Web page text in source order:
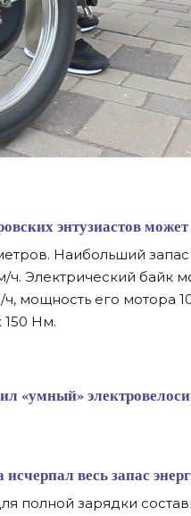
энтузиастов
Наибольший
ч. Электрический байк
мощность его мотора
150 Нм.
«умный»
весь запас
полной зарядки